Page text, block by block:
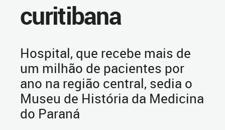
curitibana
Hospital, que recebe mais de
um milhão de pacientes por
ano na região central, sedia o
Museu de História da Medicina
do Paraná